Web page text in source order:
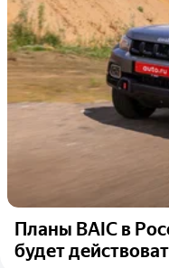
Планы BAIC в
будет